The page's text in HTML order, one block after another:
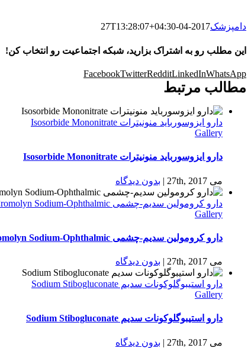
دامپزشک2017-04-27T13:28:07+04:30
این مطلب رو به اشتراک بزارید، شبکه اجتماعیت رو انتخاب کن!
FacebookTwitterRedditLinkedInWhatsApp
مطالب مرتبط
دارو ایزوسورباید منونیترات Isosorbide Mononitrate
Gallery
دارو ایزوسورباید منونیترات Isosorbide Mononitrate
می 27th, 2017 | بدون ديدگاه
دارو كرومولين سدیم-چشمی Cromolyn Sodium-Ophthalmic
Gallery
دارو كرومولين سدیم-چشمی Cromolyn Sodium-Ophthalmic
می 27th, 2017 | بدون ديدگاه
دارو استیبوگلوکونات سدیم Sodium Stibogluconate
Gallery
دارو استیبوگلوکونات سدیم Sodium Stibogluconate
می 27th, 2017 | بدون ديدگاه